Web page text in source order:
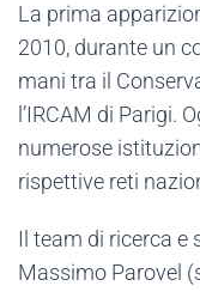
La prima
2010, durante un
mani tra il
l’IRCAM di Parigi.
numerose
rispettive reti
Il team di ricerca e
Massimo Parovel